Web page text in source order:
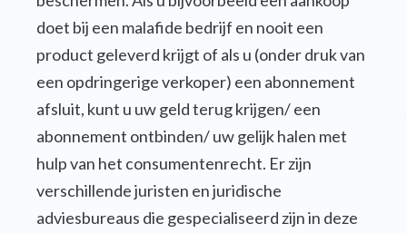
doet bij een malafide bedrijf en nooit een
product geleverd krijgt of als u (onder druk van
een opdringerige verkoper) een abonnement
afsluit, kunt u uw geld terug krijgen/ een
abonnement ontbinden/ uw gelijk halen met
hulp van het consumentenrecht. Er zijn
verschillende juristen en juridische
adviesbureaus die gespecialiseerd zijn in deze